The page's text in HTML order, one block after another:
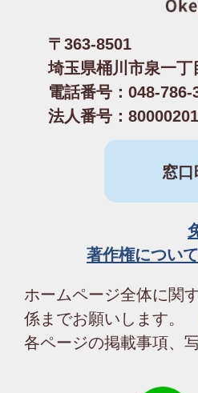
〒363-8501
埼玉県桶川市泉一丁
電話番号：048-
法人番号：
窓口
著作権について
ホームページ全体に関
係までお願いします。
各ページの掲載事項、